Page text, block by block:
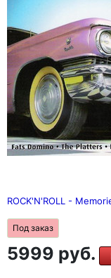
ROCK'N'ROLL -
Под заказ
5999 руб.